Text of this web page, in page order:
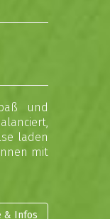
und
laden
mit
& Infos